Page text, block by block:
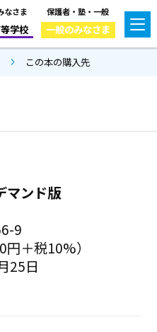
なさま
学校
保護者・塾・一般
一般のみなさま
この本の購入先
マンド版
9
＋税10%）
25日